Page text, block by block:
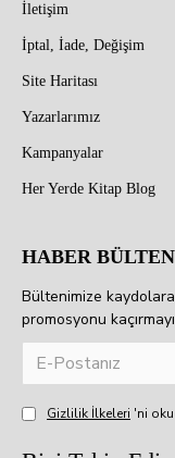
İletişim
İptal, İade, Değişim
Site Haritası
Yazarlarımız
Kampanyalar
Her Yerde Kitap Blog
HABER
Bültenimize
promosyonu
Gizlilik İlkeleri 'ni